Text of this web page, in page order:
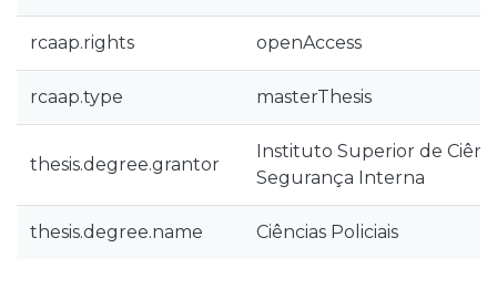
rcaap.rights openAccess
rcaap.type masterThesis
thesis.degree.grantor
Instituto Superior de
Segurança Interna
thesis.degree.name Ciências Policiais